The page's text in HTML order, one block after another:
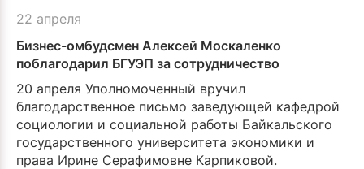
22 апреля
Бизнес-омбудсмен Алексей Москаленко
поблагодарил БГУЭП за сотрудничество
20 апреля Уполномоченный вручил
благодарственное письмо заведующей кафед­рой
социологии и социаль­ной работы Байкальского
государственного универ­ситета экономики и
права Ирине Серафимовне Карпи­ковой.